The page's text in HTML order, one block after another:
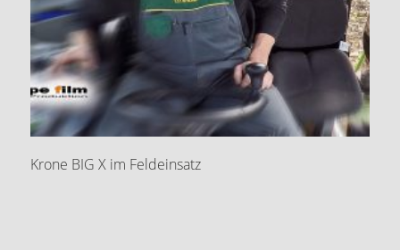
Krone BIG X im Feldeinsatz